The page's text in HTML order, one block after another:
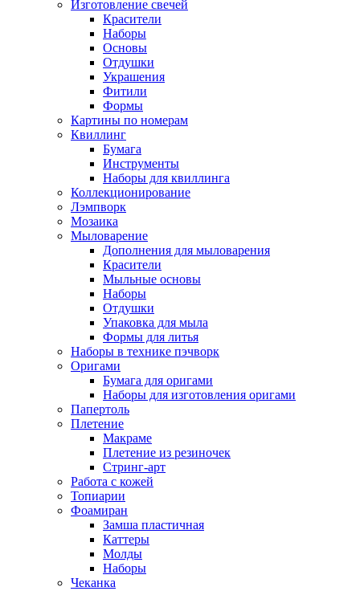
Изготовление свечей
Красители
Наборы
Основы
Отдушки
Украшения
Фитили
Формы
Картины по номерам
Квиллинг
Бумага
Инструменты
Наборы для квиллинга
Коллекционирование
Лэмпворк
Мозаика
Мыловарение
Дополнения для мыловарения
Красители
Мыльные основы
Наборы
Отдушки
Упаковка для мыла
Формы для литья
Наборы в технике пэчворк
Оригами
Бумага для оригами
Наборы для изготовления оригами
Папертоль
Плетение
Макраме
Плетение из резиночек
Стринг-арт
Работа с кожей
Топиарии
Фоамиран
Замша пластичная
Каттеры
Молды
Наборы
Чеканка